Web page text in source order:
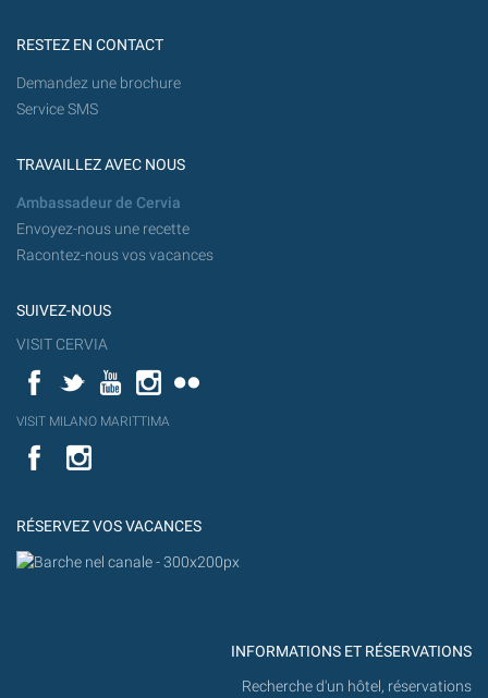
RESTEZ EN CONTACT
Demandez une brochure
Service SMS
TRAVAILLEZ AVEC NOUS
Ambassadeur de Cervia
Envoyez-nous une recette
Racontez-nous vos vacances
SUIVEZ-NOUS
VISIT CERVIA
FacebookTwitterYouTubeInstagram
YouT
VISIT MILANO MARITTIMA
Flick
VISIT
MILANO
YouTube
RÉSERVEZ VOS VACANCES
INFORMATIONS ET RÉSERVATIONS
Recherche d'un hôtel, réservations